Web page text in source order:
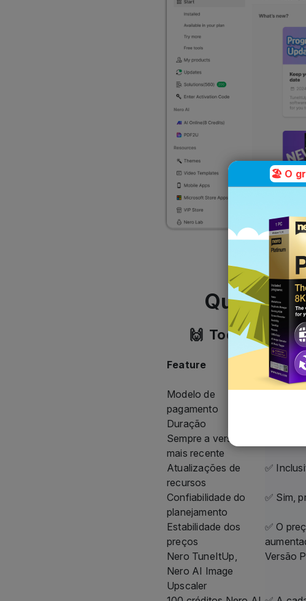
🏖️ O
Qual
🙌 Todas as
Feature
Nero
Modelo de
Duração
mais recente
✅ Sim,
Atualizações de
recursos
Confiabilidade do
planejamento
✅ Sim,
Estabilidade dos
preços
✅ O
Nero TuneItUp,
Upscaler
Versão
100 créditos Nero AI
de presente
Ideal para